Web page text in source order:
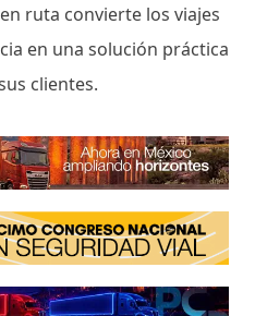
ruta convierte los viajes
en una solución práctica
clientes.